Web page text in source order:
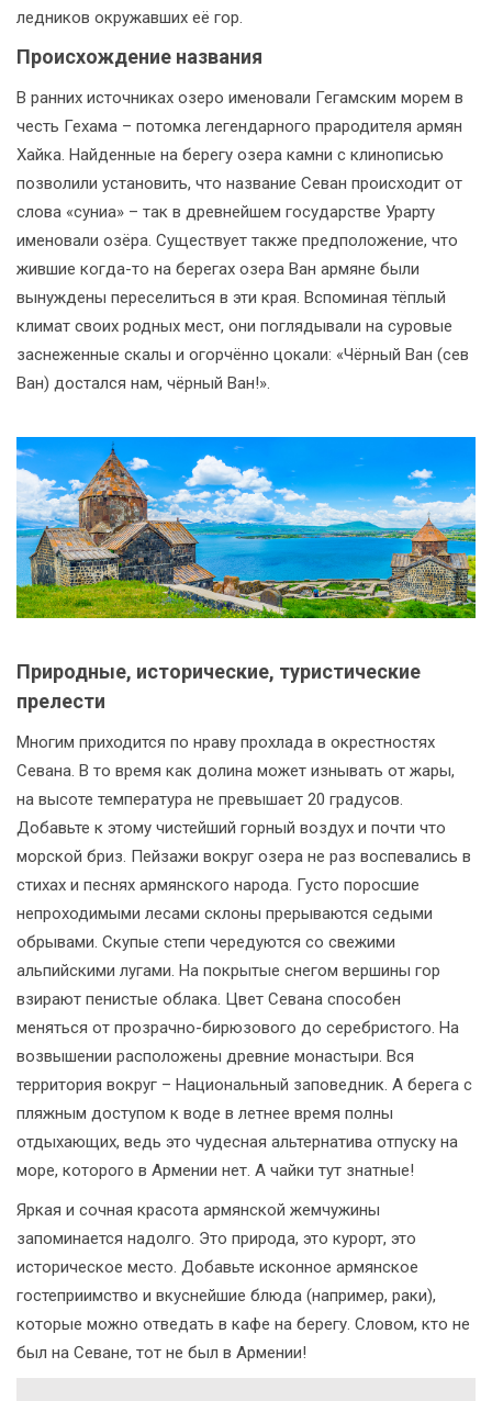
ледников окружавших её гор.
Происхождение названия
В ранних источниках озеро именовали Гегамским морем в
честь Гехама – потомка легендарного прародителя армян
Хайка. Найденные на берегу озера камни с клинописью
позволили установить, что название Севан происходит от
слова «суниа» – так в древнейшем государстве Урарту
именовали озёра. Существует также предположение, что
жившие когда-то на берегах озера Ван армяне были
вынуждены переселиться в эти края. Вспоминая тёплый
климат своих родных мест, они поглядывали на суровые
заснеженные скалы и огорчённо цокали: «Чёрный Ван (сев
Ван) достался нам, чёрный Ван!».
Природные, исторические, туристические
прелести
Многим приходится по нраву прохлада в окрестностях
Севана. В то время как долина может изнывать от жары,
на высоте температура не превышает 20 градусов.
Добавьте к этому чистейший горный воздух и почти что
морской бриз. Пейзажи вокруг озера не раз воспевались в
стихах и песнях армянского народа. Густо поросшие
непроходимыми лесами склоны прерываются седыми
обрывами. Скупые степи чередуются со свежими
альпийскими лугами. На покрытые снегом вершины гор
взирают пенистые облака. Цвет Севана способен
меняться от прозрачно-бирюзового до серебристого. На
возвышении расположены древние монастыри. Вся
территория вокруг – Национальный заповедник. А берега с
пляжным доступом к воде в летнее время полны
отдыхающих, ведь это чудесная альтернатива отпуску на
море, которого в Армении нет. А чайки тут знатные!
Яркая и сочная красота армянской жемчужины
запоминается надолго. Это природа, это курорт, это
историческое место. Добавьте исконное армянское
гостеприимство и вкуснейшие блюда (например, раки),
которые можно отведать в кафе на берегу. Словом, кто не
был на Севане, тот не был в Армении!